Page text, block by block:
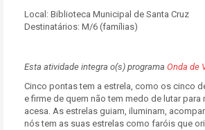
Local: Biblioteca Municipal de Santa Cruz
Destinatários: M/6 (famílias)
Esta atividade integra o(s) programa Onda de
Cinco pontas tem a estrela, como os cinco
e firme de quem não tem medo de lutar para
acesa. As estrelas guiam, iluminam,
nós tem as suas estrelas como faróis que